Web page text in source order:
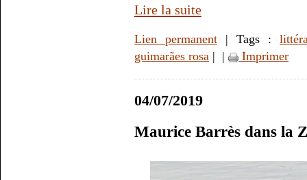
Lire la suite
Lien permanent | Tags :
guimarães rosa | | Imprimer
04/07/2019
Maurice Barrès dans la